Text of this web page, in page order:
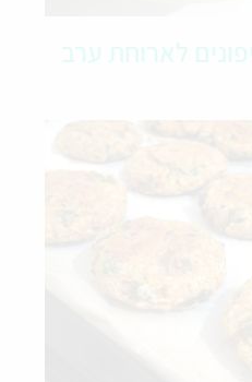
לארוחת ערב